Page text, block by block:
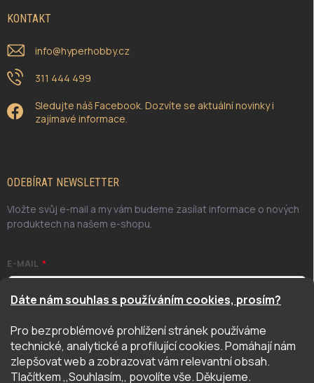
Dáte nám souhlas s používáním cookies, prosím?
Pro bezproblémové prohlížení stránek používáme
technické, analytické a profilující cookies. Pomáhají nám
zlepšovat web a zobrazovat vám relevantní obsah.
Tlačítkem ,,Souhlasím,, povolíte vše. Děkujeme.
KONTAKT
info@hyperhobby.cz
311 444 499
Sledujte náš Facebook. Dozvíte se aktuální novinky i
zajímavé informace.
ODEBÍRAT NEWSLETTER
Vložte svůj e-mail a my vám budeme zasílat informace o nových
produktech na našem e-shopu.
E-MAIL
Odesláním potvrzuji, že jsem se seznámil/a se zásadami
ochrany osobních údajů. Úplné znění naleznetezde
PŘIHLÁSIT SE